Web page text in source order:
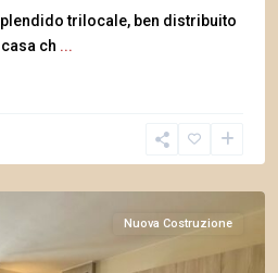
trilocale, ben distribuito
ch ...
Nuova Costruzione